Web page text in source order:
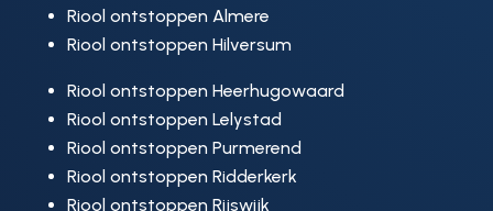
Riool ontstoppen Almere
Riool ontstoppen Hilversum
Riool ontstoppen Heerhugowaard
Riool ontstoppen Lelystad
Riool ontstoppen Purmerend
Riool ontstoppen Ridderkerk
Riool ontstoppen Rijswijk